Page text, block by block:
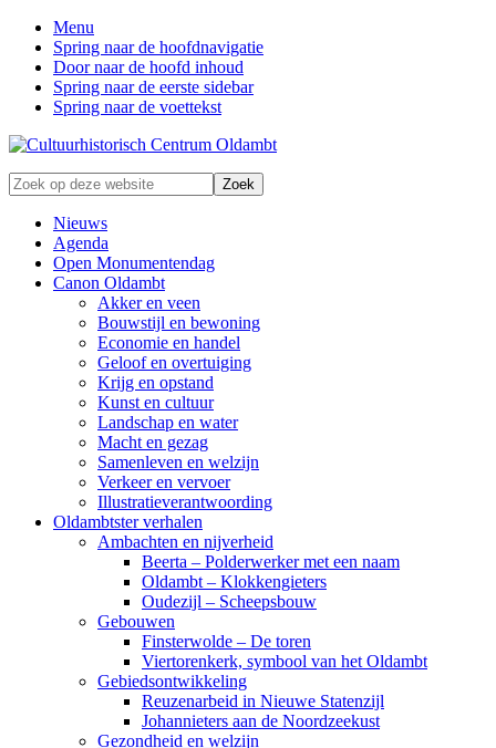
Menu
Spring naar de hoofdnavigatie
Door naar de hoofd inhoud
Spring naar de eerste sidebar
Spring naar de voettekst
Zonder
verleden
geen
toekomst
Zoek
op
deze
website
Nieuws
Agenda
Open Monumentendag
Canon Oldambt
Akker en veen
Bouwstijl en bewoning
Economie en handel
Geloof en overtuiging
Krijg en opstand
Kunst en cultuur
Landschap en water
Macht en gezag
Samenleven en welzijn
Verkeer en vervoer
Illustratieverantwoording
Oldambtster verhalen
Ambachten en nijverheid
Beerta – Polderwerker met een naam
Oldambt – Klokkengieters
Oudezijl – Scheepsbouw
Gebouwen
Finsterwolde – De toren
Viertorenkerk, symbool van het Oldambt
Gebiedsontwikkeling
Reuzenarbeid in Nieuwe Statenzijl
Johannieters aan de Noordzeekust
Gezondheid en welzijn